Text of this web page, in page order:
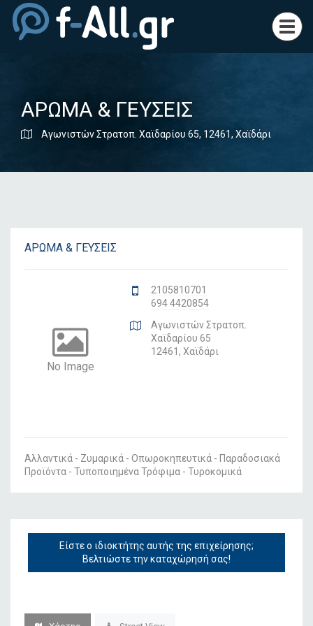
ΑΡΩΜΑ & ΓΕΥΣΕΙΣ
Αγωνιστών Στρατοπ. Χαϊδαρίου 65, 12461, Χαϊδάρι
ΑΡΩΜΑ & ΓΕΥΣΕΙΣ
No Image
2105810701
694 4420854
Αγωνιστών Στρατοπ.
Χαϊδαρίου 65
12461, Χαϊδάρι
Αλλαντικά - Ζυμαρικά - Οπωροκηπευτικά - Παραδοσιακά
Προϊόντα - Τυποποιημένα Τρόφιμα - Τυροκομικά
Είστε ο ιδιοκτήτης αυτής της επιχείρησης;
Βελτιώστε την καταχώρησή σας!